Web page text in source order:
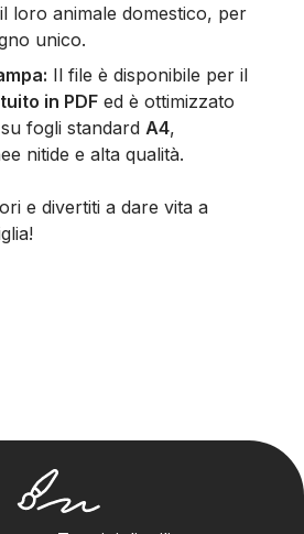
loro animale domestico, per
unico.
Il file è disponibile per il
in PDF ed è ottimizzato
fogli standard A4,
nitide e alta qualità.
e divertiti a dare vita a